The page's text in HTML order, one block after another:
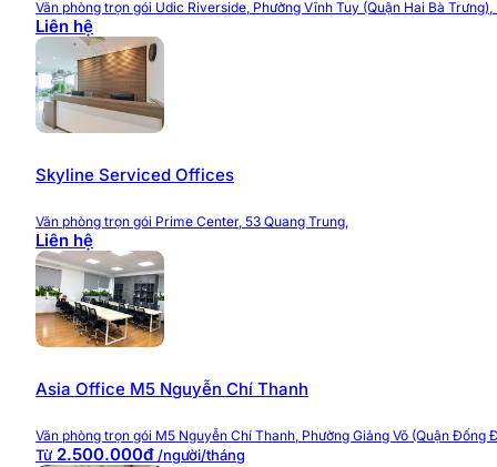
Duy trì vệ sinh khu vực làm việc và không gian
Nhờ hệ thống dịch vụ đồng bộ, doanh nghiệp có thể
trợ vận hành.
Giá thuê văn phòng Up Office
Mức giá được đánh giá cạnh tranh trong phân khúc
Để nhận báo giá mới nhất, cập nhật diện tích trống
tư vấn chi tiết và lựa chọn giải pháp văn phòng phù
Website:https://timvanphong.com.vn/
Hotline: 0968 382 682
Địa chỉ: CIC Tower, số 2 Nguyễn Thị Duệ,
Văn phòng trọn gói Udic Riverside, Phường Vĩnh Tuy (Quận Hai Bà Trưng),
Liên hệ
Skyline Serviced Offices
Văn phòng trọn gói Prime Center, 53 Quang Trung,
Liên hệ
Asia Office M5 Nguyễn Chí Thanh
Văn phòng trọn gói M5 Nguyễn Chí Thanh, Phường Giảng Võ (Quận Đống
Từ 2.500.000đ/người/tháng